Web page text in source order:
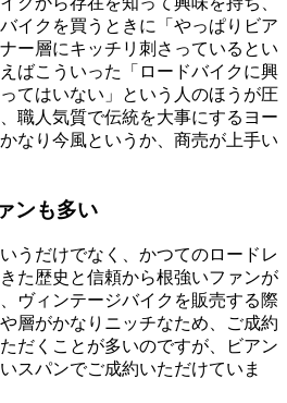
イクを買うときに「やっぱりビア
ー層にキッチリ刺さっているとい
ばこういった「ロードバイクに興
てはいない」という人のほうが圧
職人気質で伝統を大事にするヨー
なり今風というか、商売が上手い
ンも多い
うだけでなく、かつてのロードレ
た歴史と信頼から根強いファンが
ヴィンテージバイクを販売する際
層がかなりニッチなため、ご成約
だくことが多いのですが、ビアン
スパンでご成約いただけていま